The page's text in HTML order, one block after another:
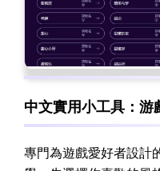
中文實用小工具：游
專門為遊戲愛好者設計